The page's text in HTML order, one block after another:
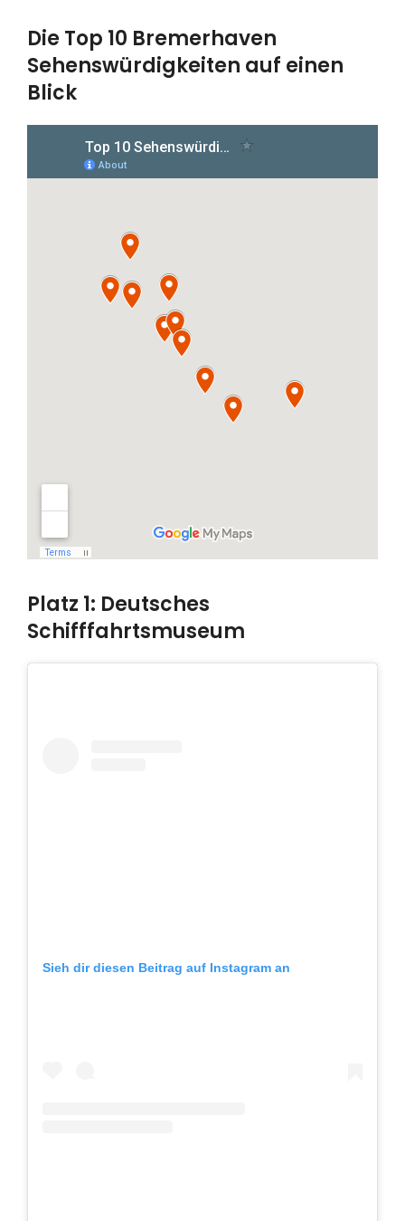
Die Top 10 Bremerhaven
Sehenswürdigkeiten auf einen
Blick
Platz 1: Deutsches
Schifffahrtsmuseum
Sieh dir diesen Beitrag auf Instagram an